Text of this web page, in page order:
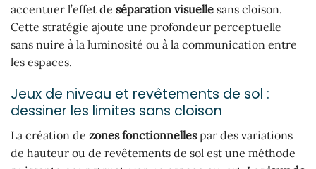
accentuer l’effet de séparation visuelle sans cloison.
Cette stratégie ajoute une profondeur perceptuelle
sans nuire à la luminosité ou à la communication entre
les espaces.
Jeux de niveau et revêtements de sol :
dessiner les limites sans cloison
La création de zones fonctionnellespar des variations
de hauteur ou de revêtements de sol est une méthode